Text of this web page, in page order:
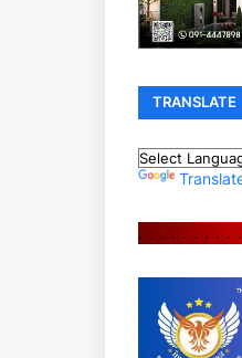
TRANSLATE
. . . . . . . . . .